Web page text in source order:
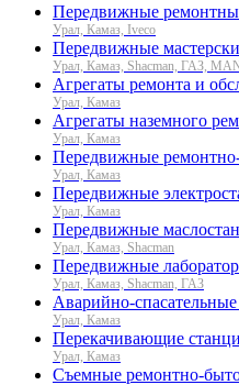
Передвижные
Урал, Камаз, Iveco
Передвижные
Урал, Камаз, Shacman, ГАЗ,
Агрегаты ремонта и
Урал, Камаз
Агрегаты наземного
Урал, Камаз
Передвижные
Урал, Камаз
Передвижные
Урал, Камаз
Передвижные
Урал, Камаз, Shacman
Передвижные
Урал, Камаз, Shacman, ГАЗ
Аварийно-
Урал, Камаз
Перекачивающие
Урал, Камаз
Съемные ремонтно-